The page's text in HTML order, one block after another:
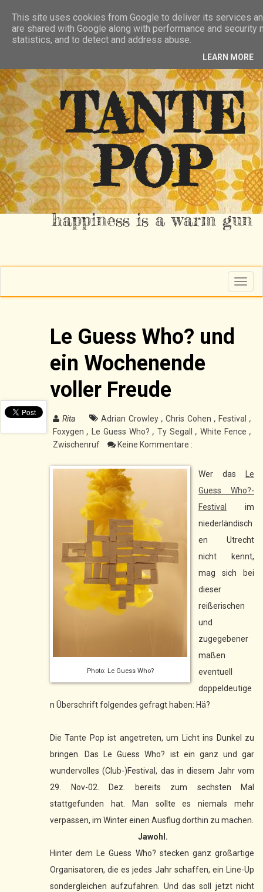
RSS FEED
TANTE
POP
happiness is a warm gun
T
o
g
Le Guess Who? und
ein Wochenende
voller Freude
Rita Adrian Crowley ,Chris Cohen , Festival,
Foxygen , Le Guess Who? , Ty Segall , White Fence ,
Zwischenruf
Keine Kommentare :
Photo: Le Guess Who?
Wer das
Le
Guess Who?-
Festival
im
niederländisch
en Utrecht
nicht kennt,
mag sich bei
dieser
reißerischen
und
zugegebener
maßen
eventuell
doppeldeutige
n Überschrift folgendes gefragt haben: Hä?
Die Tante Pop ist angetreten, um Licht ins Dunkel zu
bringen. Das Le Guess Who? ist ein ganz und gar
wundervolles (Club-)Festival, das in diesem Jahr vom
29. Nov-02. Dez. bereits zum sechsten Mal
stattgefunden hat. Man sollte es niemals mehr
verpassen, im Winter einen Ausflug dorthin zu machen.
Jawohl.
Hinter dem Le Guess Who? stecken ganz großartige
Organisatoren, die es jedes Jahr schaffen, ein Line-Up
sondergleichen aufzufahren. Und das soll jetzt nicht
This site uses cookies from Google to deliver its services
are shared with Google along with performance and
statistics, and to detect and address abuse.
LEARN MORE